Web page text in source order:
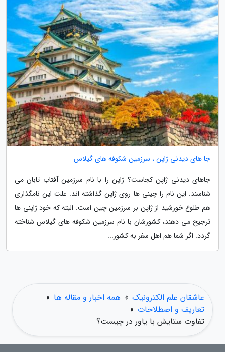
جا های دیدنی ژاپن ، سرزمین شکوفه های گیلاس
جاهای دیدنی ژاپن کجاست؟ ژاپن را با نام سرزمین آفتاب تابان می
شناسند. این نام را چینی ها روی ژاپن گذاشته اند. علت این نامگذاری
هم طلوع خورشید از ژاپن بر سرزمین چین است. البته که خود ژاپنی ها
ترجیح می دهند، کشورشان با نام سرزمین شکوفه های گیلاس شناخته
گردد. اگر شما هم اهل سفر به کشور...
عاشقان علم الکترونیک » همه اخبار و مقاله ها »
تعاریف و اصطلاحات »
تفاوت ستایش با یاور در چیست؟